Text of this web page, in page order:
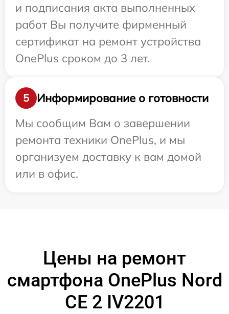
и подписания акта выполненных
работ Вы получите фирменный
сертификат на ремонт устройства
OnePlus сроком до 3 лет.
5
Информирование о готовности
Мы сообщим Вам о завершении
ремонта техники OnePlus, и мы
организуем доставку к вам домой
или в офис.
Цены на ремонт
смартфона OnePlus Nord
CE 2 IV2201